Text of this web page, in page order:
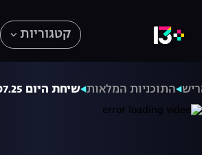
קטגוריות
התוכניות המלאות שיחת היום 23.07.25 - התכנית המלאה